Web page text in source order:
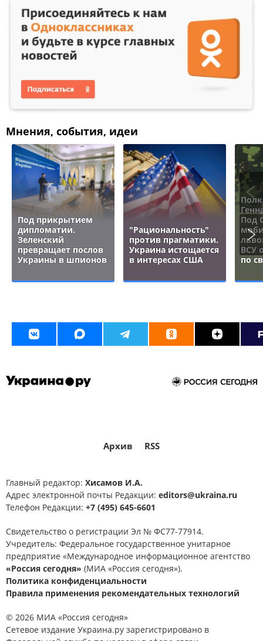
Мнения, события, идеи
Под прикрытием
дипломатии.
Зеленский
превращает послов
Украины в шпионов
"Рациональность"
против прагматики.
Украина истощается
в интересах США
Под
ВСУ
по
Архив RSS
Главный редактор: Хисамов И.А.
Адрес электронной почты Редакции: editors@ukraina.ru
Телефон Редакции: +7 (495) 645-6601
Свидетельство о регистрации Эл № ФС77-77914.
Учредитель: Федеральное государственное унитарное
предприятие «Международное информационное агентство
«Россия сегодня» (МИА «Россия сегодня»).
Политика конфиденциальности
Правила применения рекомендательных технологий
© 2026 МИА «Россия сегодня»
Сетевое издание Украина.ру зарегистрировано в